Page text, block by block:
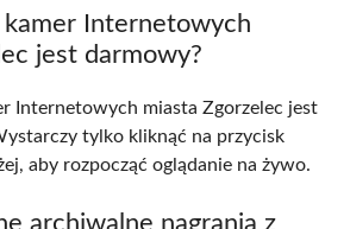
kamer Internetowych
jest darmowy?
Internetowych miasta Zgorzelec jest
tylko kliknąć na przycisk
aby rozpocząć oglądanie na żywo.
archiwalne nagrania z